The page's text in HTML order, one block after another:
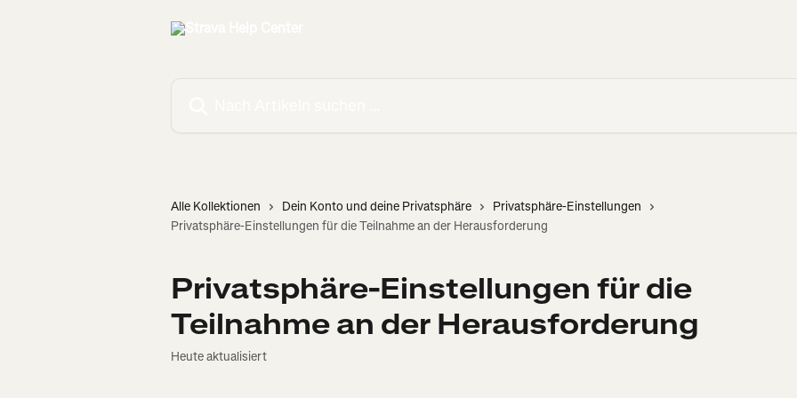
Alle Kollektionen Dein Konto und deine Privatsphäre
Privatsphäre-Einstellungen
Privatsphäre-Einstellungen für die Teilnahme an der Herausforderung
Privatsphäre-Einstellungen für die
Teilnahme an der Herausforderung
Heute aktualisiert